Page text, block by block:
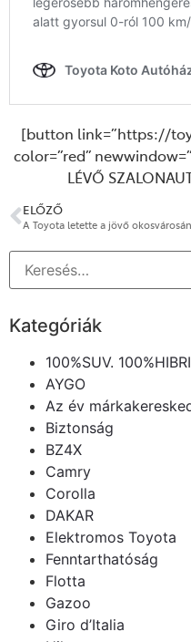
[button link=”https://
color=”red”
LÉVŐ
ELŐZŐ
Kategóriák
100%SUV.
AYGO
Az év
Biztonság
BZ4X
Camry
Corolla
DAKAR
Elektromos Toyota
Fenntarthatóság
Flotta
Gazoo
Giro d’Italia